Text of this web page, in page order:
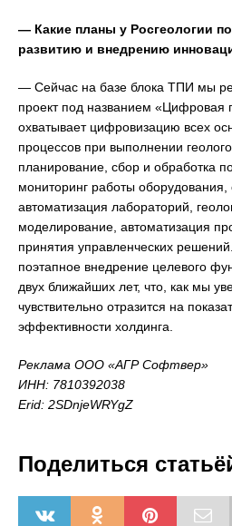
— Какие планы у Росгеологии
развитию и внедрению
— Сейчас на базе блока ТПИ мы
проект под названием «Цифровая
охватывает цифровизацию всех
процессов при выполнении
планирование, сбор и обработка
мониторинг работы оборудования,
автоматизация лабораторий,
моделирование, автоматизация
принятия управленческих
поэтапное внедрение целевого
двух ближайших лет, что, как мы
чувствительно отразится на
эффективности холдинга.
Реклама ООО «АГР Софтвер»
ИНН: 7810392038
Erid: 2SDnjeWRYgZ
Поделиться